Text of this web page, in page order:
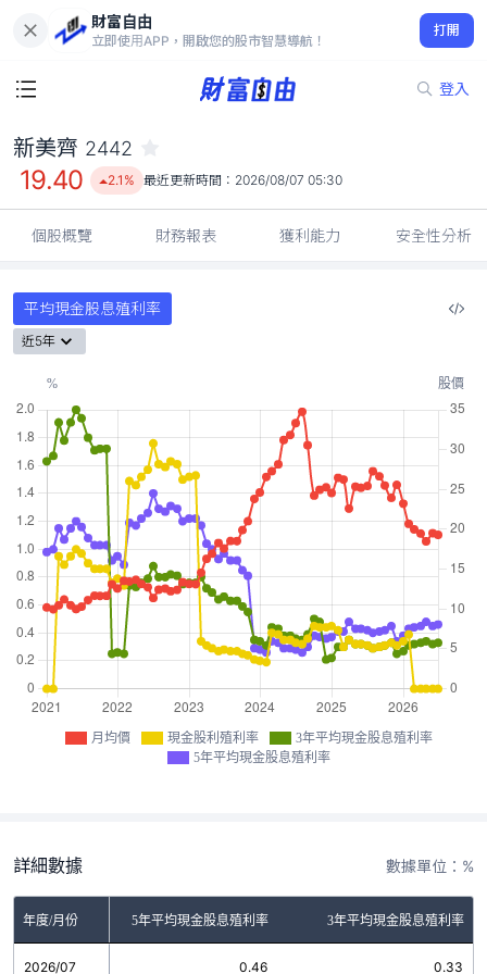
財富自由
立即使用APP，開啟您的股市智慧導航！
打開
登入
19.40
2.1%
新美齊 2442
19.40 2.1% 最近更新時間： 2026/08/07 05:30
個股概覽 財務報表 獲利能力 安全性分析
平均現金股息殖利率
近5年
月均價 現金股利殖利率
3年平均現金股息殖利率
5年平均現金股息殖利率
詳細數據 數據單位：%
年度/月份
股利殖利率 5年平均現金股息殖利率 3年平均現金股息殖利率
2026/07
0.00 0.46 0.33